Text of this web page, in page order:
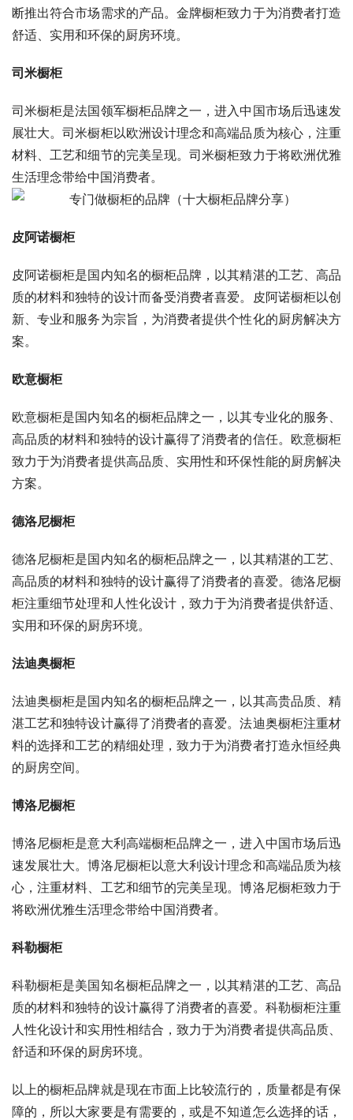
断推出符合市场需求的产品。金牌橱柜致力于为消费者打造
舒适、实用和环保的厨房环境。
司米橱柜
司米橱柜是法国领军橱柜品牌之一，进入中国市场后迅速发
展壮大。司米橱柜以欧洲设计理念和高端品质为核心，注重
材料、工艺和细节的完美呈现。司米橱柜致力于将欧洲优雅
生活理念带给中国消费者。
皮阿诺橱柜
皮阿诺橱柜是国内知名的橱柜品牌，以其精湛的工艺、高品
质的材料和独特的设计而备受消费者喜爱。皮阿诺橱柜以创
新、专业和服务为宗旨，为消费者提供个性化的厨房解决方
案。
欧意橱柜
欧意橱柜是国内知名的橱柜品牌之一，以其专业化的服务、
高品质的材料和独特的设计赢得了消费者的信任。欧意橱柜
致力于为消费者提供高品质、实用性和环保性能的厨房解决
方案。
德洛尼橱柜
德洛尼橱柜是国内知名的橱柜品牌之一，以其精湛的工艺、
高品质的材料和独特的设计赢得了消费者的喜爱。德洛尼橱
柜注重细节处理和人性化设计，致力于为消费者提供舒适、
实用和环保的厨房环境。
法迪奥橱柜
法迪奥橱柜是国内知名的橱柜品牌之一，以其高贵品质、精
湛工艺和独特设计赢得了消费者的喜爱。法迪奥橱柜注重材
料的选择和工艺的精细处理，致力于为消费者打造永恒经典
的厨房空间。
博洛尼橱柜
博洛尼橱柜是意大利高端橱柜品牌之一，进入中国市场后迅
速发展壮大。博洛尼橱柜以意大利设计理念和高端品质为核
心，注重材料、工艺和细节的完美呈现。博洛尼橱柜致力于
将欧洲优雅生活理念带给中国消费者。
科勒橱柜
科勒橱柜是美国知名橱柜品牌之一，以其精湛的工艺、高品
质的材料和独特的设计赢得了消费者的喜爱。科勒橱柜注重
人性化设计和实用性相结合，致力于为消费者提供高品质、
舒适和环保的厨房环境。
以上的橱柜品牌就是现在市面上比较流行的，质量都是有保
障的，所以大家要是有需要的，或是不知道怎么选择的话，